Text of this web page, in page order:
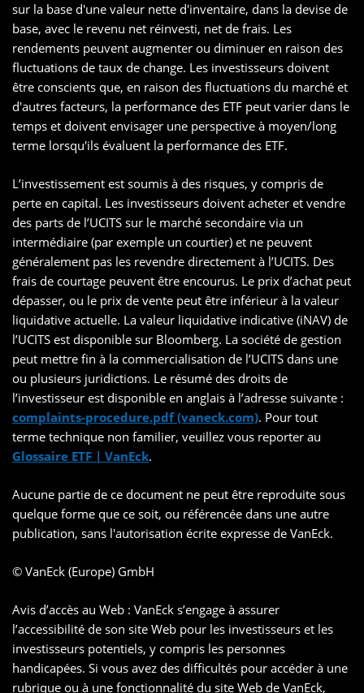
sur la base d'une valeur nette d'inventaire, dans la devise de
base, avec le revenu net réinvesti, net de frais. Les
rendements peuvent augmenter ou diminuer en raison des
fluctuations de taux de change. Les investisseurs doivent
être conscients que, en raison des fluctuations du marché et
d'autres facteurs, la performance des ETF peut varier dans le
temps et doivent envisager une perspective à moyen/long
terme lorsqu'ils évaluent la performance des ETF.
L’investissement est soumis à des risques, y compris de
perte en capital. Les investisseurs doivent acheter et vendre
des parts de l’UCITS sur le marché secondaire via un
intermédiaire (par exemple un courtier) et ne peuvent
généralement pas les revendre directement à l’UCITS. Des
frais de courtage peuvent être encourus. Le prix d’achat peut
dépasser, ou le prix de vente peut être inférieur à la valeur
liquidative actuelle. La valeur liquidative indicative (iNAV) de
l’UCITS est disponible sur Bloomberg. La société de gestion
peut mettre fin à la commercialisation de l’UCITS dans une
ou plusieurs juridictions. Le résumé des droits de
l’investisseur est disponible en anglais à l’adresse suivante :
complaints-procedure.pdf (vaneck.com). Pour tout
terme technique non familier, veuillez vous reporter au
Glossaire ETF | VanEck.
Aucune partie de ce document ne peut être reproduite sous
quelque forme que ce soit, ou référencée dans une autre
publication, sans l'autorisation écrite expresse de VanEck.
© VanEck (Europe) GmbH
Avis d’accès au Web : VanEck s’engage à assurer
l’accessibilité de son site Web pour les investisseurs et les
investisseurs potentiels, y compris les personnes
handicapées. Si vous avez des difficultés pour accéder à une
rubrique ou à une fonctionnalité du site Web de VanEck,